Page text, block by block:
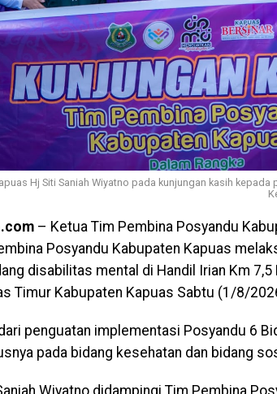
Hj Siti Saniah Wiyatno pada kunjungan kasih
– Ketua Tim Pembina Posyandu
Posyandu Kabupaten Kapuas
disabilitas mental di Handil Irian Km 7,5
Timur Kabupaten Kapuas Sabtu (1/8/
penguatan implementasi Posyandu 6
pada bidang kesehatan dan bidang
Wiyatno didampingi Tim Pembina